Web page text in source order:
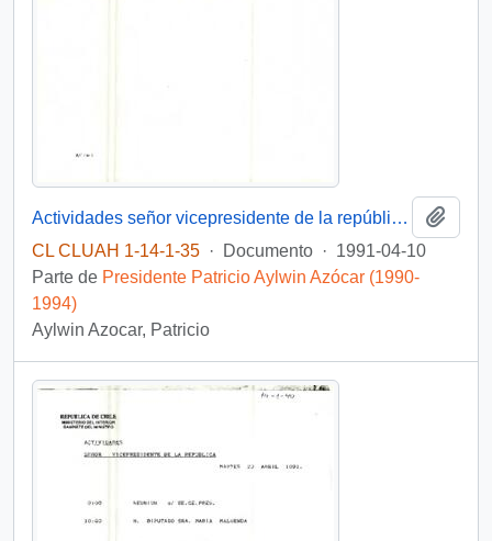
Actividades señor vicepresidente de la república día martes 10 de abril 1991
CL CLUAH 1-14-1-35 · Documento · 1991-04-10
Parte de Presidente Patricio Aylwin Azócar (1990-
1994)
Aylwin Azocar, Patricio